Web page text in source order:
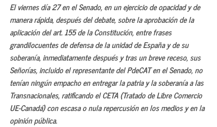
El viernes día 27 en el Senado, en un ejercicio de opacidad y de
manera rápida, después del debate, sobre la aprobación de la
aplicación del art. 155 de la Constitución, entre frases
grandilocuentes de defensa de la unidad de España y de su
soberanía, inmediatamente después y tras un breve receso, sus
Señorías, incluido el representante del PdeCAT en el Senado, no
tenían ningún empacho en entregar la patria y la soberanía a las
Transnacionales, ratificando el CETA (Tratado de Libre Comercio
UE-Canadá) con escasa o nula repercusión en los medios y en la
opinión pública.